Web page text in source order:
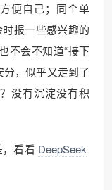
便自己；同个单
报一些感兴趣的
不会不知道“接下
，似乎又走到了
没有沉淀没有积
看看 DeepSeek